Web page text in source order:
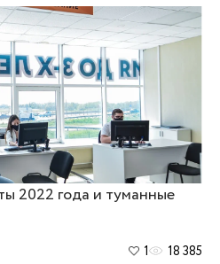
2022 года и туманные
1 18 385